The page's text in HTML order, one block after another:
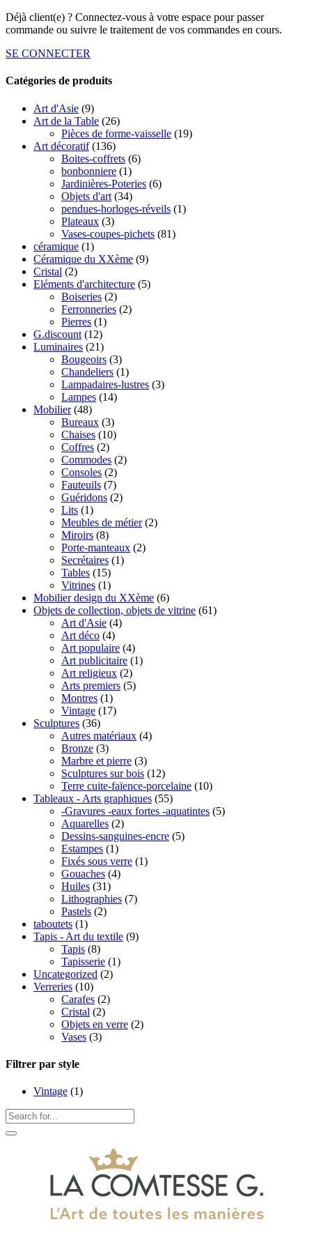
Déjà client(e) ? Connectez-vous à votre espace pour passer
commande ou suivre le traitement de vos commandes en cours.
SE CONNECTER
Catégories de produits
Art d'Asie (9)
Art de la Table (26)
Pièces de forme-vaisselle (19)
Art décoratif (136)
Boites-coffrets (6)
bonbonniere (1)
Jardinières-Poteries (6)
Objets d'art (34)
pendues-horloges-réveils (1)
Plateaux (3)
Vases-coupes-pichets (81)
céramique (1)
Céramique du XXème (9)
Cristal (2)
Eléments d'architecture (5)
Boiseries (2)
Ferronneries (2)
Pierres (1)
G.discount (12)
Luminaires (21)
Bougeoirs (3)
Chandeliers (1)
Lampadaires-lustres (3)
Lampes (14)
Mobilier (48)
Bureaux (3)
Chaises (10)
Coffres (2)
Commodes (2)
Consoles (2)
Fauteuils (7)
Guéridons (2)
Lits (1)
Meubles de métier (2)
Miroirs (8)
Porte-manteaux (2)
Secrétaires (1)
Tables (15)
Vitrines (1)
Mobilier design du XXème (6)
Objets de collection, objets de vitrine (61)
Art d'Asie (4)
Art déco (4)
Art populaire (4)
Art publicitaire (1)
Art religieux (2)
Arts premiers (5)
Montres (1)
Vintage (17)
Sculptures (36)
Autres matériaux (4)
Bronze (3)
Marbre et pierre (3)
Sculptures sur bois (12)
Terre cuite-faïence-porcelaine (10)
Tableaux - Arts graphiques (55)
-Gravures -eaux fortes -aquatintes (5)
Aquarelles (2)
Dessins-sanguines-encre (5)
Estampes (1)
Fixés sous verre (1)
Gouaches (4)
Huiles (31)
Lithographies (7)
Pastels (2)
taboutets (1)
Tapis - Art du textile (9)
Tapis (8)
Tapisserie (1)
Uncategorized (2)
Verreries (10)
Carafes (2)
Cristal (2)
Objets en verre (2)
Vases (3)
Filtrer par style
Vintage (1)